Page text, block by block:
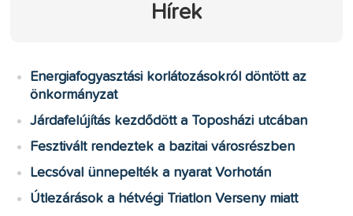
Hírek
Energiafogyasztási korlátozásokról döntött az
önkormányzat
Járdafelújítás kezdődött a Toposházi utcában
Fesztivált rendeztek a bazitai városrészben
Lecsóval ünnepelték a nyarat Vorhotán
Útlezárások a hétvégi Triatlon Verseny miatt